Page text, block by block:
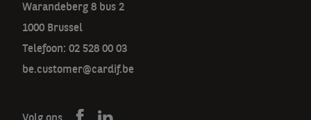
Warandeberg 8 bus 2
1000 Brussel
Telefoon: 02 528 00 03
be.customer@cardif.be